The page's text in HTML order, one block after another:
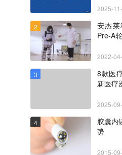
2025-
2
安杰
Pre-A
2022-
3
8款医
新医疗
2025-
4
胶囊内
势
2015-